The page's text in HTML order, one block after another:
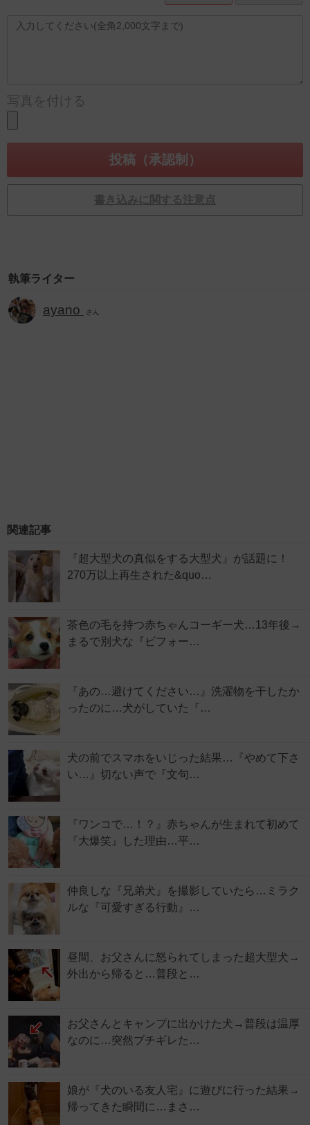
写真を付ける
書き込みに関する注意点
執筆ライター
ayano さん
関連記事
『超大型犬の真似をする大型犬』が話題に！
270万以上再生された&quo…
茶色の毛を持つ赤ちゃんコーギー犬…13年後→
まるで別犬な『ビフォー…
『あの…避けてください…』洗濯物を干したか
ったのに…犬がしていた『…
犬の前でスマホをいじった結果…『やめて下さ
い…』切ない声で『文句…
『ワンコで…！？』赤ちゃんが生まれて初めて
『大爆笑』した理由…平…
仲良しな『兄弟犬』を撮影していたら…ミラク
ルな『可愛すぎる行動』…
昼間、お父さんに怒られてしまった超大型犬→
外出から帰ると…普段と…
お父さんとキャンプに出かけた犬→普段は温厚
なのに…突然ブチギレた…
娘が『犬のいる友人宅』に遊びに行った結果→
帰ってきた瞬間に…まさ…